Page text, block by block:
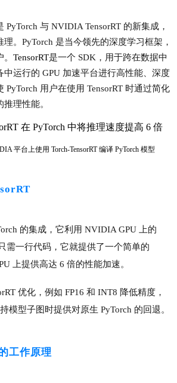
PyTorch 与 NVIDIA TensorRT 的新集成，
。PyTorch 是当今领先的深度学习框架，
TensorRT是一个 SDK，用于跨在数据中
中运行的 GPU 加速平台进行高性能、深度
PyTorch 用户在使用 TensorRT 时通过简化
理性能。
平台上使用 Torch-TensorRT 编译 PyTorch 模型
的集成，它利用 NVIDIA GPU 上的
需一行代码，它就提供了一个简单的
上提供高达 6 倍的性能加速。
优化，例如 FP16 和 INT8 降低精度，
模型子图时提供对原生 PyTorch 的回退。
工作原理